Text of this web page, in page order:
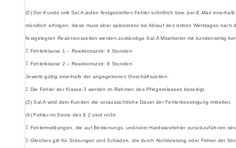
(2) Der Kunde teilt Sal.A jeden festgestellten Fehler schriftlich bzw. per E-Mail
mündlich erfolgen, diese muss aber spätestens bis Ablauf des dritten Werktages
festgelegten Reak-tionszeiten werden zuständige Sal.A Mitarbeiter mit kundenseitig
 Fehlerklasse 1 – Reaktionszeit: 4 Stunden
 Fehlerklasse 2 – Reaktionszeit: 8 Stunden
Jeweils gültig innerhalb der angegebenen Geschäftszeiten.
 Die Fehler der Klasse 3 werden im Rahmen des Pflegereleases beseitigt.
(3) Sal.A wird dem Kunden die voraussichtliche Dauer der Fehlerbeseitigung mitteilen.
(4) Fehler im Sinne des § 2 sind nicht:
 Fehlermeldungen, die auf Bedienungs- und/oder Hardwarefehler zurückzufüh-ren
 Gleiches gilt für Störungen und Schäden, die durch Nichtleistung oder Fehler der